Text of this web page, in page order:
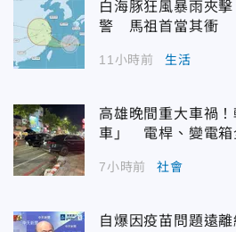
白海豚狂風暴雨夾
警 馬祖首當其衝
11小時前 生活
高雄晚間重大車禍
車」 電桿、變電箱
7小時前 社會
自爆因疫苗問題遠